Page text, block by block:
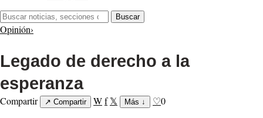
Buscar:
Buscar
Opinión›
Legado de derecho a la
esperanza
Compartir ↗ Compartir Wf 𝕏 Más ↓ ♡0